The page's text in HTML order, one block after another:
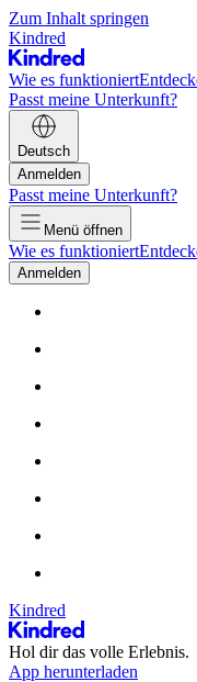
Zum Inhalt springen
Kindred
Wie es funktioniert
Passt meine Unterkunft?
Deutsch
Anmelden
Passt meine Unterkunft?
Menü öffnen
Wie es funktioniert
Anmelden
Kindred
Hol dir das volle Erlebnis.
App herunterladen